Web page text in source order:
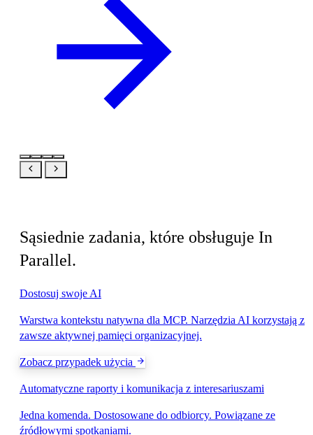
Sąsiednie zadania, które obsługuje In
Parallel.
Dostosuj swoje AI
Warstwa kontekstu natywna dla MCP. Narzędzia AI korzystają z
zawsze aktywnej pamięci organizacyjnej.
Zobacz przypadek użycia
Automatyczne raporty i komunikacja z interesariuszami
Jedna komenda. Dostosowane do odbiorcy. Powiązane ze
źródłowymi spotkaniami.